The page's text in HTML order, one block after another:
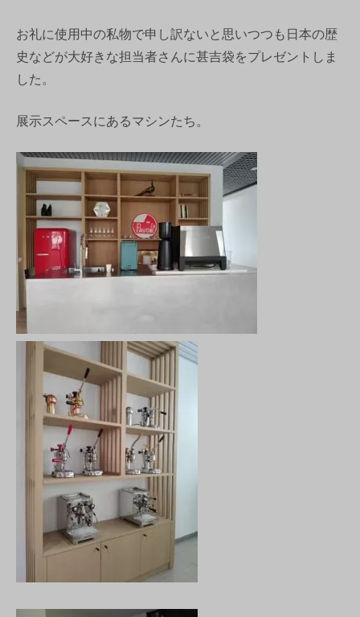
お礼に使用中の私物で申し訳ないと思いつつも日本の歴
史などが大好きな担当者さんに甚吉袋をプレゼントしま
した。
展示スペースにあるマシンたち。